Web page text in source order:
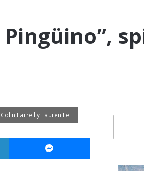
Farrell y Lauren LeF
LinkedIn Messenger